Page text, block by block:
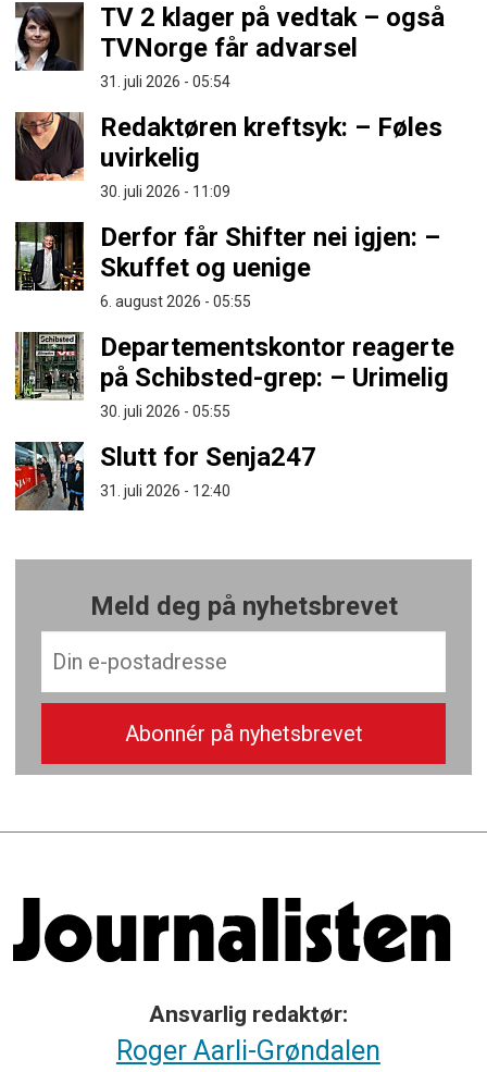
TV 2 klager på vedtak – også
TVNorge får advarsel
31. juli 2026 - 05:54
Redaktøren kreftsyk: – Føles
uvirkelig
30. juli 2026 - 11:09
Derfor får Shifter nei igjen: –
Skuffet og uenige
6. august 2026 - 05:55
Departementskontor reagerte
på Schibsted-grep: – Urimelig
30. juli 2026 - 05:55
Slutt for Senja247
31. juli 2026 - 12:40
Meld deg på nyhetsbrevet
Ansvarlig redaktør:
Roger Aarli-Grøndalen